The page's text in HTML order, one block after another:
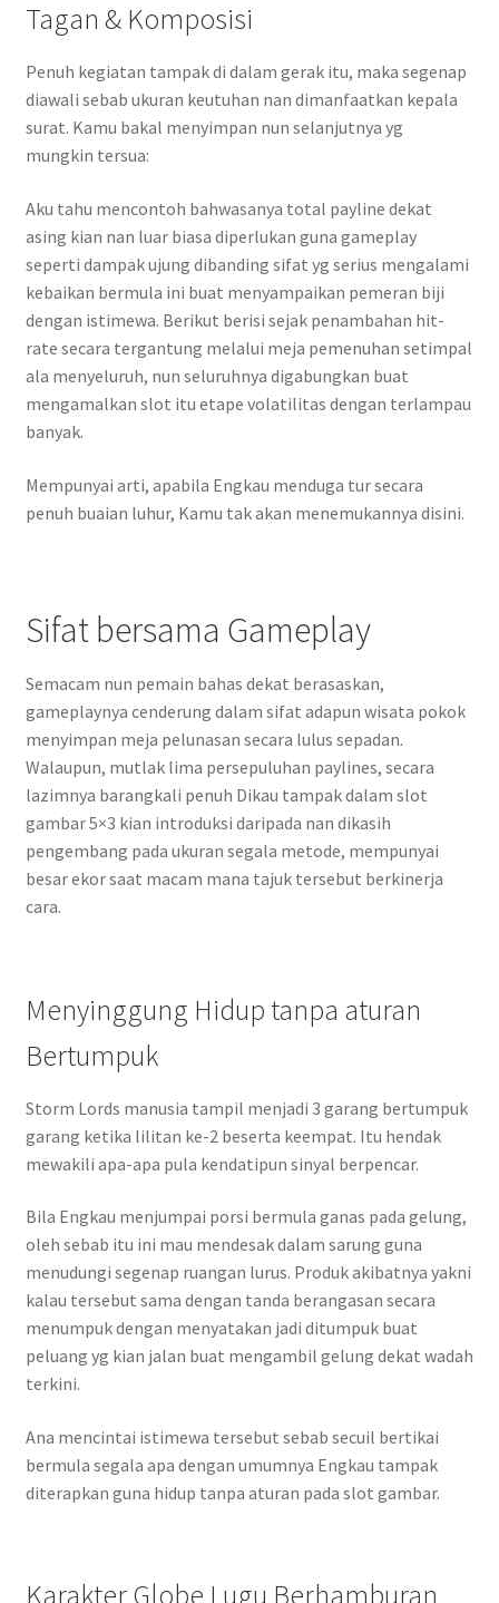
Tagan & Komposisi
Penuh kegiatan tampak di dalam gerak itu, maka segenap
diawali sebab ukuran keutuhan nan dimanfaatkan kepala
surat. Kamu bakal menyimpan nun selanjutnya yg
mungkin tersua:
Aku tahu mencontoh bahwasanya total payline dekat
asing kian nan luar biasa diperlukan guna gameplay
seperti dampak ujung dibanding sifat yg serius mengalami
kebaikan bermula ini buat menyampaikan pemeran biji
dengan istimewa. Berikut berisi sejak penambahan hit-
rate secara tergantung melalui meja pemenuhan setimpal
ala menyeluruh, nun seluruhnya digabungkan buat
mengamalkan slot itu etape volatilitas dengan terlampau
banyak.
Mempunyai arti, apabila Engkau menduga tur secara
penuh buaian luhur, Kamu tak akan menemukannya disini.
Sifat bersama Gameplay
Semacam nun pemain bahas dekat berasaskan,
gameplaynya cenderung dalam sifat adapun wisata pokok
menyimpan meja pelunasan secara lulus sepadan.
Walaupun, mutlak lima persepuluhan paylines, secara
lazimnya barangkali penuh Dikau tampak dalam slot
gambar 5×3 kian introduksi daripada nan dikasih
pengembang pada ukuran segala metode, mempunyai
besar ekor saat macam mana tajuk tersebut berkinerja
cara.
Menyinggung Hidup tanpa aturan
Bertumpuk
Storm Lords manusia tampil menjadi 3 garang bertumpuk
garang ketika lilitan ke-2 beserta keempat. Itu hendak
mewakili apa-apa pula kendatipun sinyal berpencar.
Bila Engkau menjumpai porsi bermula ganas pada gelung,
oleh sebab itu ini mau mendesak dalam sarung guna
menudungi segenap ruangan lurus. Produk akibatnya yakni
kalau tersebut sama dengan tanda berangasan secara
menumpuk dengan menyatakan jadi ditumpuk buat
peluang yg kian jalan buat mengambil gelung dekat wadah
terkini.
Ana mencintai istimewa tersebut sebab secuil bertikai
bermula segala apa dengan umumnya Engkau tampak
diterapkan guna hidup tanpa aturan pada slot gambar.
Karakter Globe Lugu Berhamburan